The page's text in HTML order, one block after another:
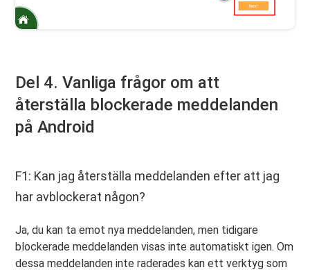
Del 4. Vanliga frågor om att
återställa blockerade meddelanden
på Android
F1: Kan jag återställa meddelanden efter att jag
har avblockerat någon?
Ja, du kan ta emot nya meddelanden, men tidigare
blockerade meddelanden visas inte automatiskt igen. Om
dessa meddelanden inte raderades kan ett verktyg som